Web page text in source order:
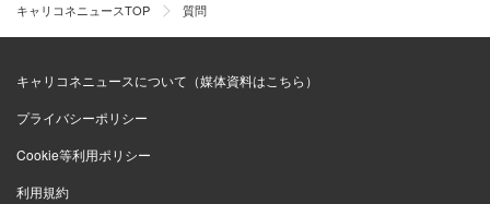
キャリコネニュースTOP 質問
キャリコネニュースについて（媒体資料はこちら）
プライバシーポリシー
Cookie等利用ポリシー
利用規約